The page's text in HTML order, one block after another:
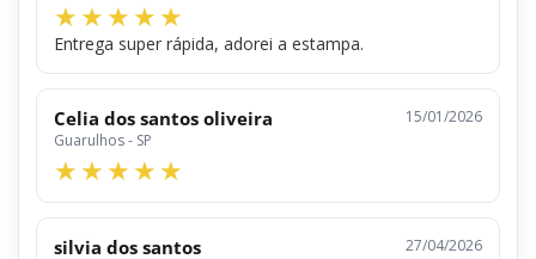
Entrega super rápida, adorei a estampa.
Celia dos santos oliveira
Guarulhos - SP
15/01/2026
silvia dos santos 27/04/2026